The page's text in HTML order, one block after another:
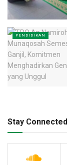
PENDIDIKAN
Stay